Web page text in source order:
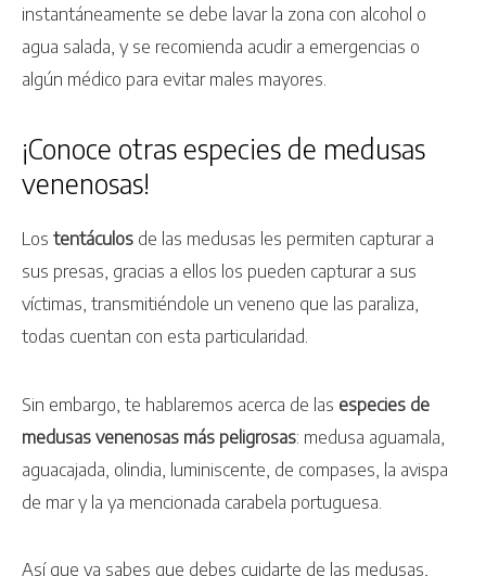
instantáneamente se debe lavar la zona con alcohol o
agua salada, y se recomienda acudir a emergencias o
algún médico para evitar males mayores.
¡Conoce otras especies de medusas
venenosas!
Los tentáculos de las medusas les permiten capturar a
sus presas, gracias a ellos los pueden capturar a sus
víctimas, transmitiéndole un veneno que las paraliza,
todas cuentan con esta particularidad.
Sin embargo, te hablaremos acerca de las especies de
medusas venenosas más peligrosas: medusa aguamala,
aguacajada, olindia, luminiscente, de compases, la avispa
de mar y la ya mencionada carabela portuguesa.
Así que ya sabes que debes cuidarte de las medusas,